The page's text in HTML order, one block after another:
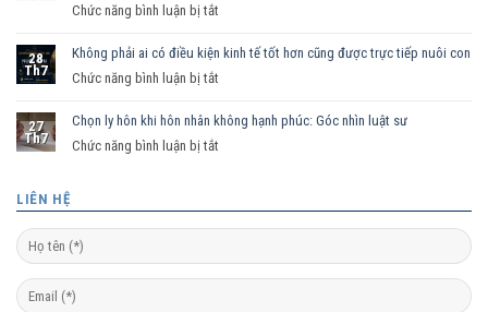
vợ
trường
pháp
luật
Chức năng bình luận bị tắt
chung
chồng
hôn
28
Th7
Không phải ai có điều kiện kinh tế tốt hơn cũng được trực tiếp nuôi con
Chức năng bình luận bị tắt
phải
kiện
kinh
27
Th7
Chọn ly hôn khi hôn nhân không hạnh phúc: Góc nhìn luật sư
Chức năng bình luận bị tắt
hôn
khi
nhân
LIÊN HỆ